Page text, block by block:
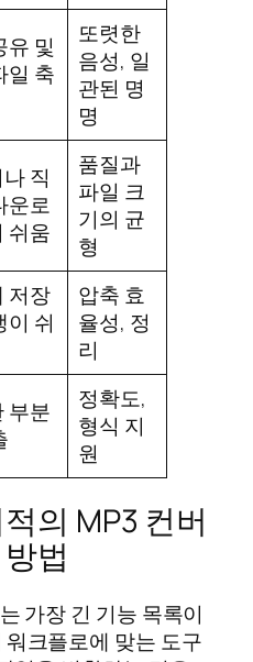
유 및
일 축
또렷한
음성, 일
관된 명
명
직
운로
쉬움
품질과
파일 크
기의 균
형
저장
이 쉬
압축 효
율성, 정
리
부분
정확도,
형식 지
원
의 MP3 컨버
법
가장 긴 기능 목록이
크플로에 맞는 도구